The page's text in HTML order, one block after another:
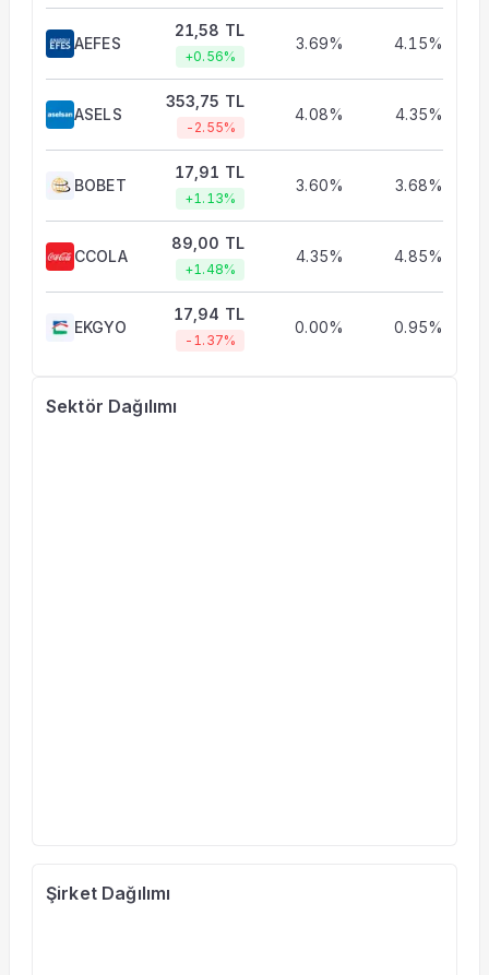
AEFES
21,58 TL
+0.56%
3.69% 4.15%
ASELS
353,75 TL
-2.55%
4.08% 4.35%
BOBET
17,91 TL
+1.13%
3.60% 3.68%
CCOLA
89,00 TL
+1.48%
4.35% 4.85%
EKGYO
17,94 TL
-1.37%
0.00% 0.95%
Sektör Dağılımı
Şirket Dağılımı